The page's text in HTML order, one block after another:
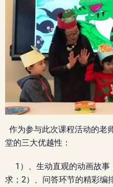
作为参与此次课程活动的老
堂的三大优越性：
1）、生动直观的动画故事
求；2）、问答环节的精彩编